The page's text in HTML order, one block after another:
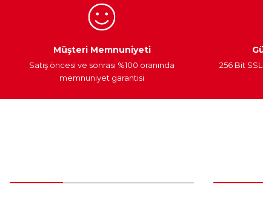
Egzoz Sistemi
Müşteri Memnuniyeti
Satış öncesi ve sonrası %100 oranında
memnuniyet garantisi
256 Bit